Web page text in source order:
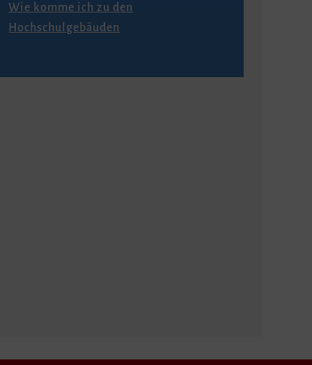
Wie komme ich zu den
Hochschulgebäuden